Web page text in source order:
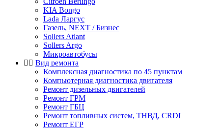
KIA Bongo
Lada Ларгус
Газель, NEXT / Бизнес
Sollers Atlant
Sollers Argo
Микроавтобусы
Вид ремонта
Комплексная диагностика по 45 пунктам
Компьютерная диагностика двигателя
Ремонт дизельных двигателей
Ремонт ГРМ
Ремонт ГБЦ
Ремонт топливных систем, ТНВД, CRDI
Ремонт ЕГР